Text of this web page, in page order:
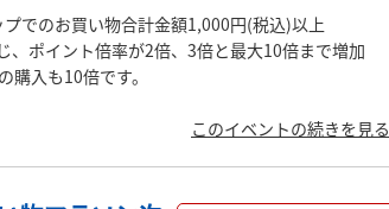
でのお買い物合計金額1,000円(税込)以上
、ポイント倍率が2倍、3倍と最大10倍まで増加
入も10倍です。
このイベントの続きを見る